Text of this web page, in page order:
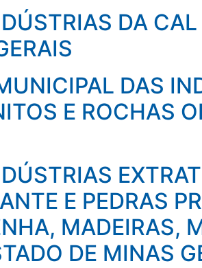
DA
DAS
E ROCHAS
E PEDRAS
MADEIRAS,
DE MINAS